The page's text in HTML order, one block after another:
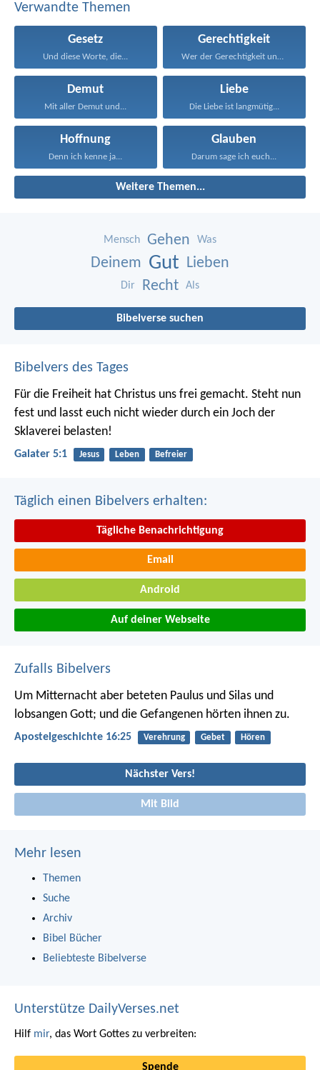
Verwandte Themen
Gesetz
Und diese Worte, die...
Gerechtigkeit
Wer der Gerechtigkeit und...
Demut
Mit aller Demut und...
Liebe
Die Liebe ist langmütig...
Hoffnung
Denn ich kenne ja...
Glauben
Darum sage ich euch...
Weitere Themen...
Mensch Gehen Was
Deinem Gut Lieben
Dir Recht Als
Bibelverse suchen
Bibelvers des Tages
Für die Freiheit hat Christus uns frei gemacht. Steht nun
fest und lasst euch nicht wieder durch ein Joch der
Sklaverei belasten!
Galater 5:1 Jesus Leben Befreier
Täglich einen Bibelvers erhalten:
Tägliche Benachrichtigung
Email
Android
Auf deiner Webseite
Zufalls Bibelvers
Um Mitternacht aber beteten Paulus und Silas und
lobsangen Gott; und die Gefangenen hörten ihnen zu.
Apostelgeschichte 16:25 Verehrung Gebet Hören
Nächster Vers!
Mit Bild
Mehr lesen
Themen
Suche
Archiv
Bibel Bücher
Beliebteste Bibelverse
Unterstütze DailyVerses.net
Hilf mir, das Wort Gottes zu verbreiten:
Spende